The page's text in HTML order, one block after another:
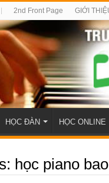
2nd Front Page GIỚI
HỌC ĐÀN HỌC ONLINE
học piano